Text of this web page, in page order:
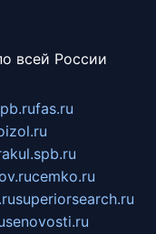
всей России
fas.ru
cemko.ru
superiorsearch.ru
senovosti.ru